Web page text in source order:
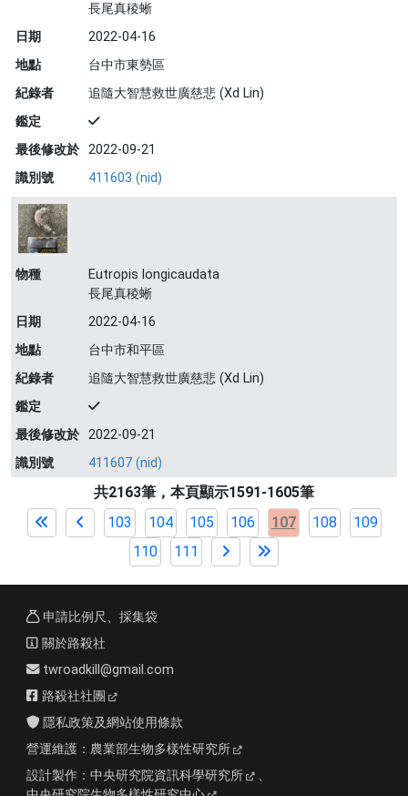
長尾真稜蜥
日期
2022-04-16
地點
台中市東勢區
紀錄者
追隨大智慧救世廣慈悲 (Xd Lin)
鑑定
最後修改於 2022-09-21
識別號
411603 (nid)
物種
Eutropis longicaudata
長尾真稜蜥
日期
2022-04-16
地點
台中市和平區
紀錄者
追隨大智慧救世廣慈悲 (Xd Lin)
鑑定
最後修改於 2022-09-21
識別號
411607 (nid)
共2163筆，本頁顯示1591-1605筆
103
104 105 106 107 108
109
110
111
申請比例尺、採集袋
關於路殺社
twroadkill@gmail.com
路殺社社團
隱私政策及網站使用條款
營運維護： 農業部生物多樣性研究所
設計製作： 中央研究院資訊科學研究所
、